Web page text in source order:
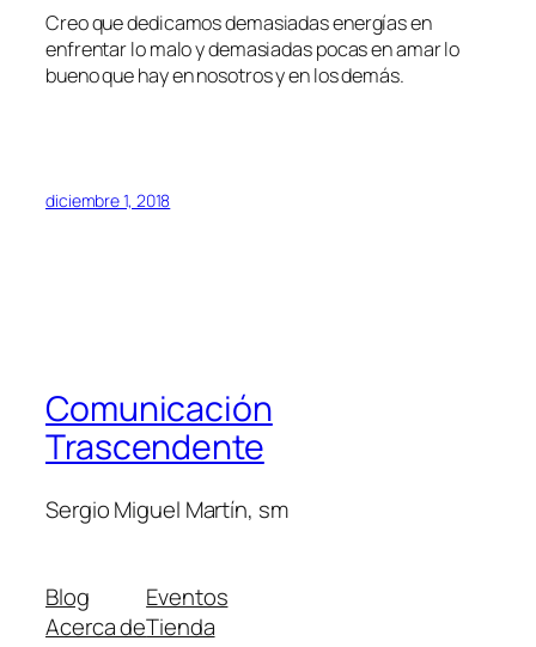
Creo que dedicamos demasiadas energías en
enfrentar lo malo y demasiadas pocas en amar lo
bueno que hay en nosotros y en los demás.
diciembre 1, 2018
Comunicación
Trascendente
Sergio Miguel Martín, sm
Blog
Acerca de
Eventos
Tienda